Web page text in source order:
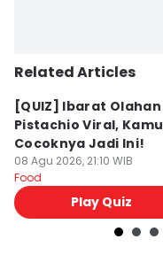
Related Articles
[QUIZ] Ibarat Olahan
Pistachio Viral, Kamu
Cocoknya Jadi Ini!
08 Agu 2026, 21:10 WIB
Food
Play Quiz